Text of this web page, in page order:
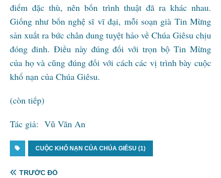
điểm đặc thù, nên bốn trình thuật đã ra khác nhau.
Giống như bốn nghệ sĩ vĩ đại, mỗi soạn già Tin Mừng
sản xuất ra bức chân dung tuyệt hảo về Chúa Giêsu chịu
đóng đinh. Điều này đúng đối với trọn bộ Tin Mừng
của họ và cũng đúng đối với cách các vị trình bày cuộc
khổ nạn của Chúa Giêsu.
(còn tiếp)
Tác giả: Vũ Văn An
CUỘC KHỔ NẠN CỦA CHÚA GIÊSU (1)
TRƯỚC ĐÓ